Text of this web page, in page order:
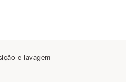
e lavagem